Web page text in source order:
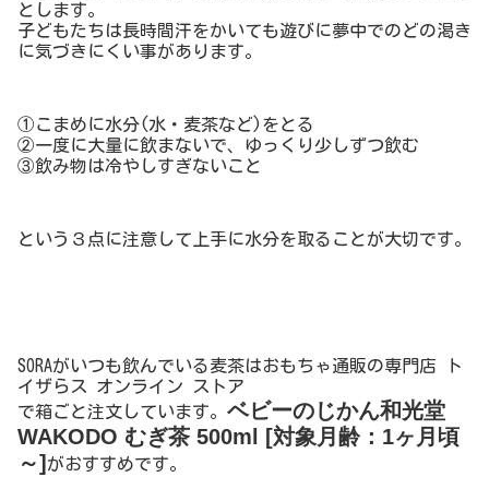
とします。
子どもたちは長時間汗をかいても遊びに夢中でのどの渇き
に気づきにくい事があります。
①こまめに水分(水・麦茶など)をとる
②一度に大量に飲まないで、ゆっくり少しずつ飲む
③飲み物は冷やしすぎないこと
という３点に注意して上手に水分を取ることが大切です。
SORAがいつも飲んでいる麦茶はおもちゃ通販の専門店 ト
イザらス オンライン ストア
で箱ごと注文しています。 ベビーのじかん和光堂
WAKODO むぎ茶 500ml [対象月齢：1ヶ月頃
～] がおすすめです。